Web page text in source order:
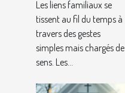
peuvent
renforcer les
liens
familiaux ?
Les liens familiaux se
tissent au fil du temps à
travers des gestes
simples mais chargés de
sens. Les...